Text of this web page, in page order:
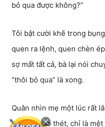
bỏ qua được không?”
Tôi bật cười khẽ trong
quen ra lệnh, quen chèn
sợ mất tất cả, bà lại nói
“thôi bỏ qua” là xong.
Quân nhìn mẹ một lúc rất
dữ kiểu gào thét, chỉ là